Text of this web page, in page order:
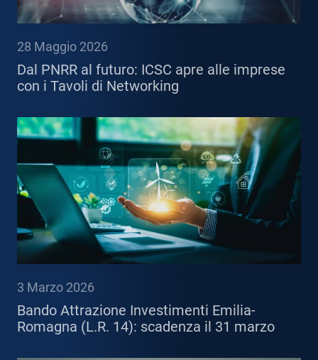
28 Maggio 2026
Dal PNRR al futuro: ICSC apre alle imprese
con i Tavoli di Networking
3 Marzo 2026
Bando Attrazione Investimenti Emilia-
Romagna (L.R. 14): scadenza il 31 marzo